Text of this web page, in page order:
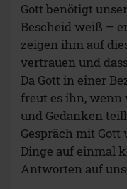
Gott benötigt
Bescheid weiß –
zeigen ihm auf
vertrauen und
Da Gott in einer
freut es ihn, wenn
und Gedanken
Gespräch mit
Dinge auf einmal
Antworten auf